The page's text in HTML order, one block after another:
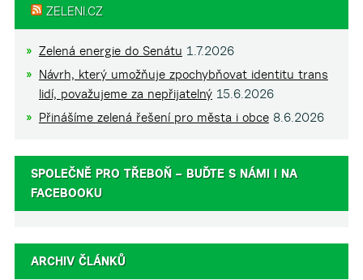
ZELENI.CZ
Zelená energie do Senátu 1.7.2026
Návrh, který umožňuje zpochybňovat identitu trans
lidí, považujeme za nepřijatelný 15.6.2026
Přinášíme zelená řešení pro města i obce 8.6.2026
SPOLEČNĚ PRO TŘEBOŇ – BUĎTE S NÁMI I NA
FACEBOOKU
ARCHIV ČLÁNKŮ